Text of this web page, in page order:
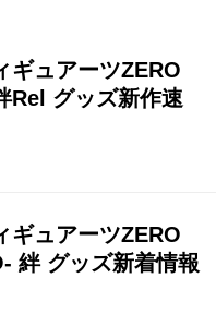
ギュアーツZERO
Rel グッズ新作速
ギュアーツZERO
絆 グッズ新着情報